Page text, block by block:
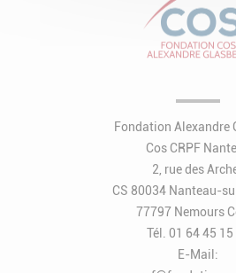
Fondation Alexandre
Cos CRPF
2, rue des
CS 80034 Nanteau-
77797 Nemours
Tél. 01 64 45 15
E-Mail: